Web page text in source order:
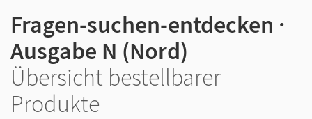
Fragen-suchen-entdecken ·
Ausgabe N (Nord)
Übersicht bestellbarer
Produkte